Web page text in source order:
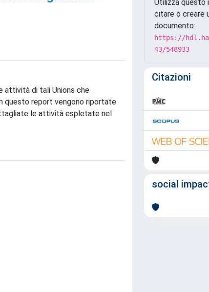
attività di tali Unions che
questo report vengono riportate
le attività espletate nel
Utilizza questo
citare o creare
documento:
https://
43/548933
Citazioni
social